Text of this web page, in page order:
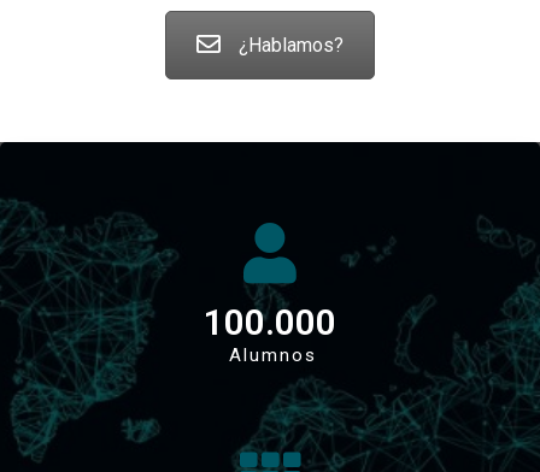
¿Hablamos?
100.000
Alumnos